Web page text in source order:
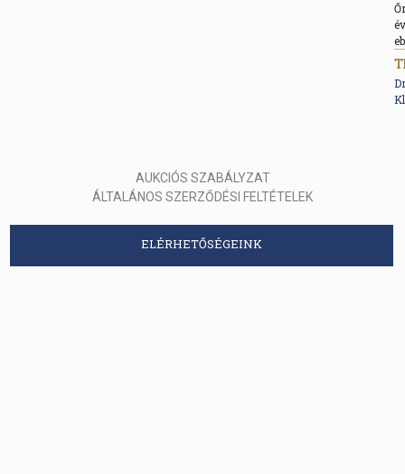
AUKCIÓS SZABÁLYZAT
ÁLTALÁNOS SZERZŐDÉSI FELTÉTELEK
ELÉRHETŐSÉGEINK